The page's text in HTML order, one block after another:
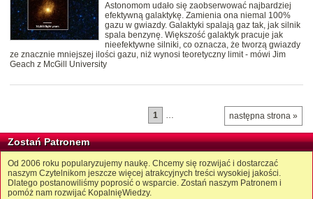
Astonomom udało się zaobserwować najbardziej
efektywną galaktykę. Zamienia ona niemal 100%
gazu w gwiazdy. Galaktyki spalają gaz tak, jak silnik
spala benzynę. Większość galaktyk pracuje jak
nieefektywne silniki, co oznacza, że tworzą gwiazdy
ze znacznie mniejszej ilości gazu, niż wynosi teoretyczny limit - mówi Jim
Geach z McGill University
następna strona »
1 …
Zostań Patronem
Od 2006 roku popularyzujemy naukę. Chcemy się rozwijać i dostarczać
naszym Czytelnikom jeszcze więcej atrakcyjnych treści wysokiej jakości.
Dlatego postanowiliśmy poprosić o wsparcie. Zostań naszym Patronem i
pomóż nam rozwijać KopalnięWiedzy.